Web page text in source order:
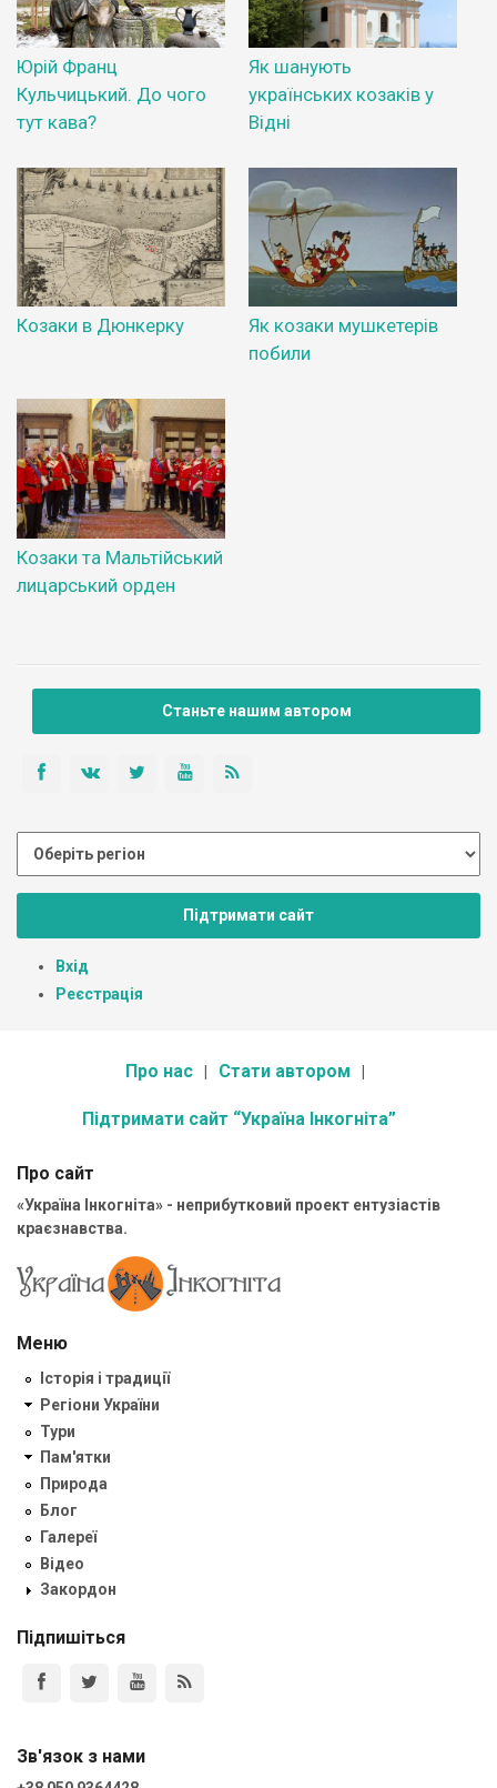
Юрій Франц
Кульчицький. До чого
тут кава?
Як шанують
українських козаків у
Відні
Козаки в Дюнкерку
Як козаки мушкетерів
побили
Козаки та Мальтійський
лицарський орден
Станьте нашим автором
Підтримати сайт
Вхід
Реєстрація
Про нас Стати автором
Підтримати сайт “Україна Інкогніта”
Про сайт
«Україна Інкогніта» - неприбутковий проект ентузіастів
краєзнавства.
Меню
Історія і традиції
Регіони України
Тури
Пам'ятки
Природа
Блог
Галереї
Відео
Закордон
Підпишіться
Зв'язок з нами